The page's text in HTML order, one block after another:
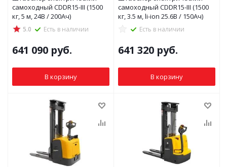
самоходный CDDR15-III (1500
кг, 5 м, 24В / 200Ач)
5.0 Есть в наличии
641 090 руб.
В корзину
самоходный CDDR15-III (1500
кг, 3.5 м, li-ion 25.6В / 150Ач)
Есть в наличии
641 320 руб.
В корзину